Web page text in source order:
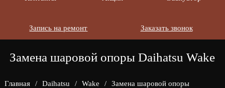
Заказать звонок
Запись на ремонт
Замена шаровой опоры Daihatsu Wake
Главная / Daihatsu / Wake / Замена шаровой опоры